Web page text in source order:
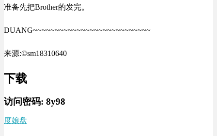
准备先把Brother的发完。
DUANG~~~~~~~~~~~~~~~~~~~~~~~~~~~
来源:©sm18310640
下载
访问密码: 8y98
度娘盘